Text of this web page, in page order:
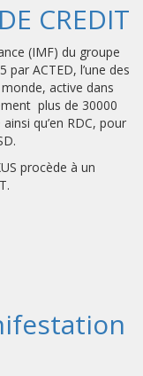
CREDIT
(IMF) du groupe
par ACTED, l’une des
active dans
plus de 30000
qu’en RDC, pour
procède à un